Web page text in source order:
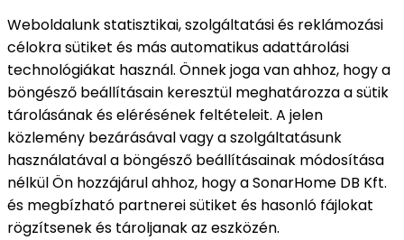
Weboldalunk statisztikai, szolgáltatási és reklámozási
célokra sütiket és más automatikus adattárolási
technológiákat használ. Önnek joga van ahhoz, hogy a
böngésző beállításain keresztül meghatározza a sütik
tárolásának és elérésének feltételeit. A jelen
közlemény bezárásával vagy a szolgáltatásunk
használatával a böngésző beállításainak módosítása
nélkül Ön hozzájárul ahhoz, hogy a SonarHome DB Kft.
és megbízható partnerei sütiket és hasonló fájlokat
rögzítsenek és tároljanak az eszközén.